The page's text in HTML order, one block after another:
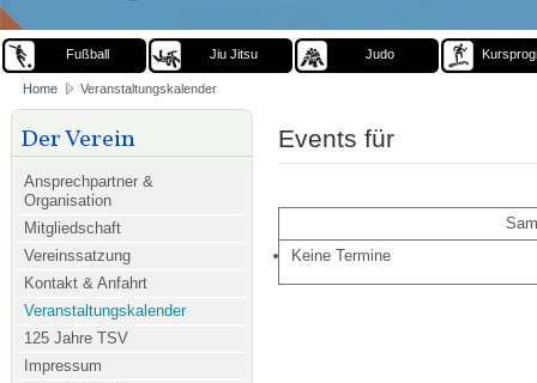
Fußball Jiu Jitsu Judo
Home Veranstaltungskalender
Der Verein
Ansprechpartner &
Organisation
Mitgliedschaft
Vereinssatzung
Kontakt & Anfahrt
Veranstaltungskalender
125 Jahre TSV
Impressum
Events für
Keine Termine